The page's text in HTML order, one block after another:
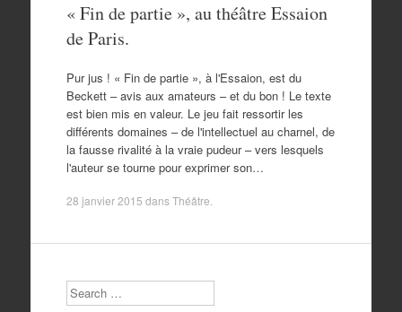
« Fin de partie », au théâtre Essaion
de Paris.
Pur jus ! « Fin de partie », à l'Essaion, est du
Beckett – avis aux amateurs – et du bon ! Le texte
est bien mis en valeur. Le jeu fait ressortir les
différents domaines – de l'intellectuel au charnel, de
la fausse rivalité à la vraie pudeur – vers lesquels
l'auteur se tourne pour exprimer son…
28 janvier 2015 dansThéâtre
Search